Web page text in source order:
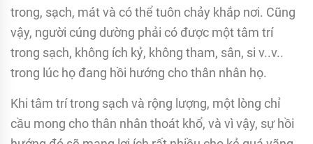
trong, sạch, mát và có thể tuôn chảy khắp nơi. Cũng
vậy, người cúng dường phải có được một tâm trí
trong sạch, không ích kỷ, không tham, sân, si v..v..
trong lúc họ đang hồi hướng cho thân nhân họ.
Khi tâm trí trong sạch và rộng lượng, một lòng chỉ
cầu mong cho thân nhân thoát khổ, và vì vậy, sự hồi